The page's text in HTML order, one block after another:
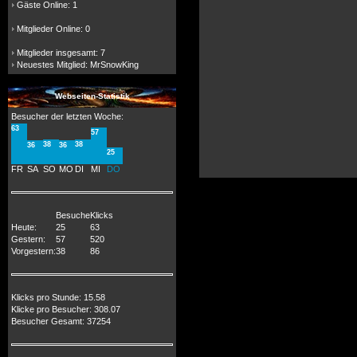
Gäste Online: 1
Mitglieder Online: 0
Mitglieder insgesamt: 7
Neuestes Mitglied: MrSnowKing
Webseiten-Statistik
Besucher der letzten Woche:
63
36 38 36 38
57
25
FR SA SO MO DI MI DO
BesucheKlicks
Heute:
25
63
Gestern:
57
520
Vorgestern:38 86
Klicks pro Stunde: 15.58
Klicke pro Besucher: 308.07
Besucher Gesamt: 37254